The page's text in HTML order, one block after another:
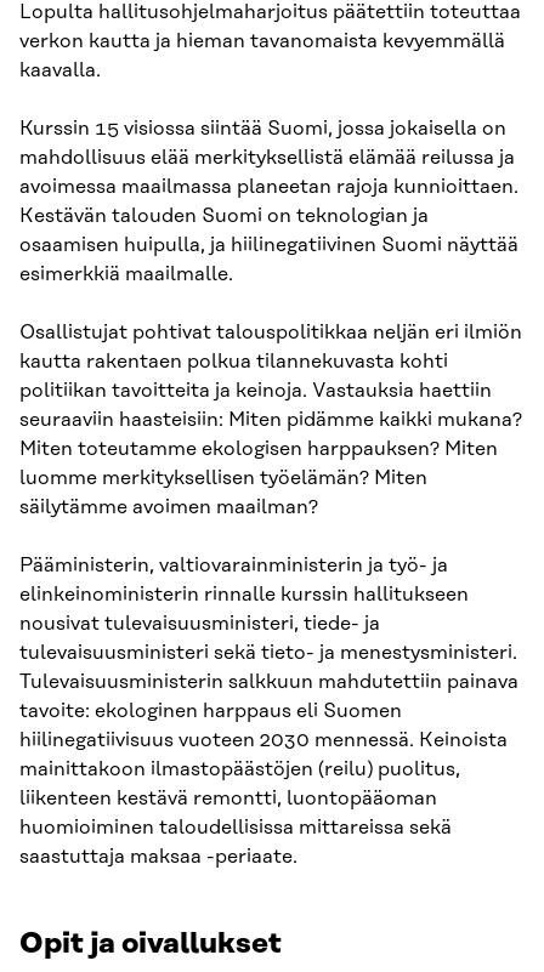
Lopulta hallitusohjelmaharjoitus päätettiin toteuttaa
verkon kautta ja hieman tavanomaista kevyemmällä
kaavalla.
Kurssin 15 visiossa siintää Suomi, jossa jokaisella on
mahdollisuus elää merkityksellistä elämää reilussa ja
avoimessa maailmassa planeetan rajoja kunnioittaen.
Kestävän talouden Suomi on teknologian ja
osaamisen huipulla, ja hiilinegatiivinen Suomi näyttää
esimerkkiä maailmalle.
Osallistujat pohtivat talouspolitikkaa neljän eri ilmiön
kautta rakentaen polkua tilannekuvasta kohti
politiikan tavoitteita ja keinoja. Vastauksia haettiin
seuraaviin haasteisiin: Miten pidämme kaikki mukana?
Miten toteutamme ekologisen harppauksen? Miten
luomme merkityksellisen työelämän? Miten
säilytämme avoimen maailman?
Pääministerin, valtiovarainministerin ja työ- ja
elinkeinoministerin rinnalle kurssin hallitukseen
nousivat tulevaisuusministeri, tiede- ja
tulevaisuusministeri sekä tieto- ja menestysministeri.
Tulevaisuusministerin salkkuun mahdutettiin painava
tavoite: ekologinen harppaus eli Suomen
hiilinegatiivisuus vuoteen 2030 mennessä. Keinoista
mainittakoon ilmastopäästöjen (reilu) puolitus,
liikenteen kestävä remontti, luontopääoman
huomioiminen taloudellisissa mittareissa sekä
saastuttaja maksaa -periaate.
Opit ja oivallukset